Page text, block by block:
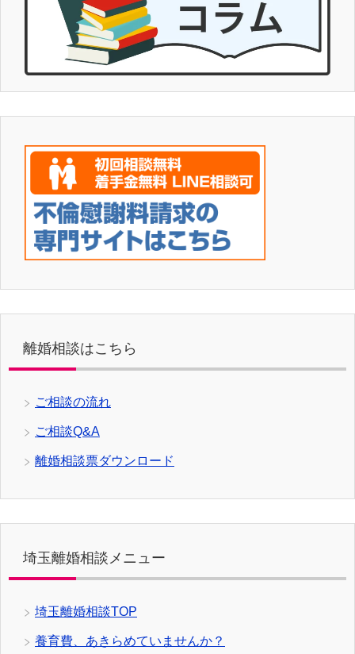
離婚相談はこちら
ご相談の流れ
ご相談Q&A
離婚相談票ダウンロード
埼玉離婚相談メニュー
埼玉離婚相談TOP
養育費、あきらめていませんか？